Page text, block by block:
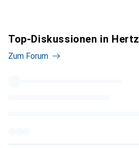
Top-Diskussionen in Hertz
Zum Forum